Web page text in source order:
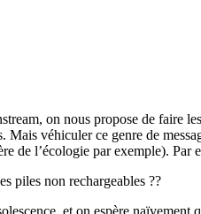
on nous propose de faire
véhiculer ce genre de
de l’écologie par exemple). Par
piles non rechargeables ??